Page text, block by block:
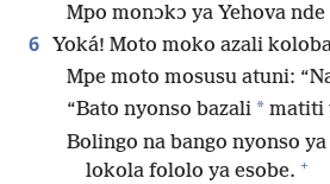
Mpo monɔkɔ ya Yehova nde
6 Yoká! Moto moko azali
Mpe moto mosusu atuni:
“Bato nyonso bazali * matiti
Bolingo na bango nyonso
lokola fololo ya esobe. +